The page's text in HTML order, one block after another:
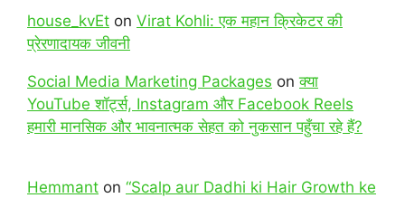
house_kvEt on Virat Kohli: एक महान क्रिकेटर की
प्रेरणादायक जीवनी
Social Media Marketing Packages onक्या
YouTube शॉर्ट्स, Instagram और Facebook Reels
हमारी मानसिक और भावनात्मक सेहत को नुकसान पहुँचा रहे हैं?
Hemmant on “Scalp aur Dadhi ki Hair Growth ke